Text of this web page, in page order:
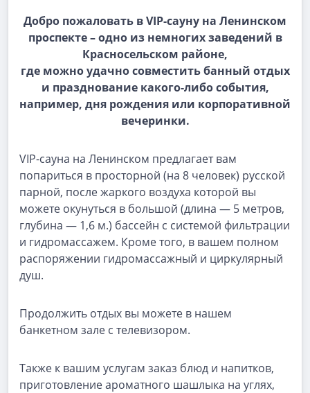
Добро пожаловать в VIP-сауну на Ленинском
проспекте – одно из немногих заведений в
Красносельском районе,
где можно удачно совместить банный отдых
и празднование какого-либо события,
например, дня рождения или корпоративной
вечеринки.
VIP-сауна на Ленинском предлагает вам
попариться в просторной (на 8 человек) русской
парной, после жаркого воздуха которой вы
можете окунуться в большой (длина — 5 метров,
глубина — 1,6 м.) бассейн с системой фильтрации
и гидромассажем. Кроме того, в вашем полном
распоряжении гидромассажный и циркулярный
душ.
Продолжить отдых вы можете в нашем
банкетном зале с телевизором.
Также к вашим услугам заказ блюд и напитков,
приготовление ароматного шашлыка на углях,